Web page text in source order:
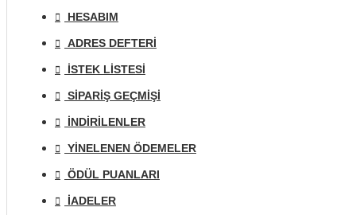
HESABIM
ADRES DEFTERI
İSTEK LISTESI
SIPARIŞ GEÇMIŞI
İNDIRILENLER
YINELENEN ÖDEMELER
ÖDÜL PUANLARI
İADELER